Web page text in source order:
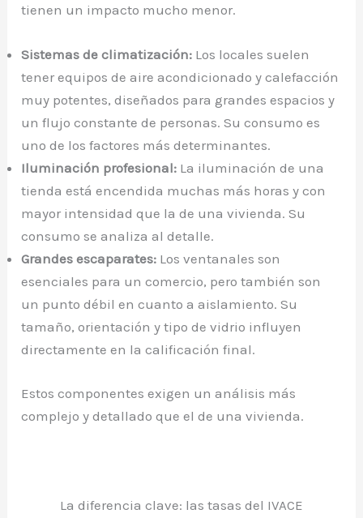
tienen un impacto mucho menor.
Sistemas de climatización: Los locales suelen
tener equipos de aire acondicionado y calefacción
muy potentes, diseñados para grandes espacios y
un flujo constante de personas. Su consumo es
uno de los factores más determinantes.
Iluminación profesional: La iluminación de una
tienda está encendida muchas más horas y con
mayor intensidad que la de una vivienda. Su
consumo se analiza al detalle.
Grandes escaparates: Los ventanales son
esenciales para un comercio, pero también son
un punto débil en cuanto a aislamiento. Su
tamaño, orientación y tipo de vidrio influyen
directamente en la calificación final.
Estos componentes exigen un análisis más
complejo y detallado que el de una vivienda.
La diferencia clave: las tasas del IVACE